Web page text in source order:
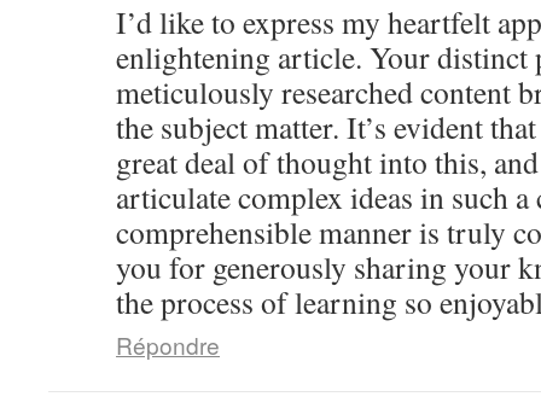
I’d like to express my heartfelt
enlightening article. Your distinct
meticulously researched content
the subject matter. It’s evident
great deal of thought into this,
articulate complex ideas in such a
comprehensible manner is truly
you for generously sharing your
the process of learning so
Répondre